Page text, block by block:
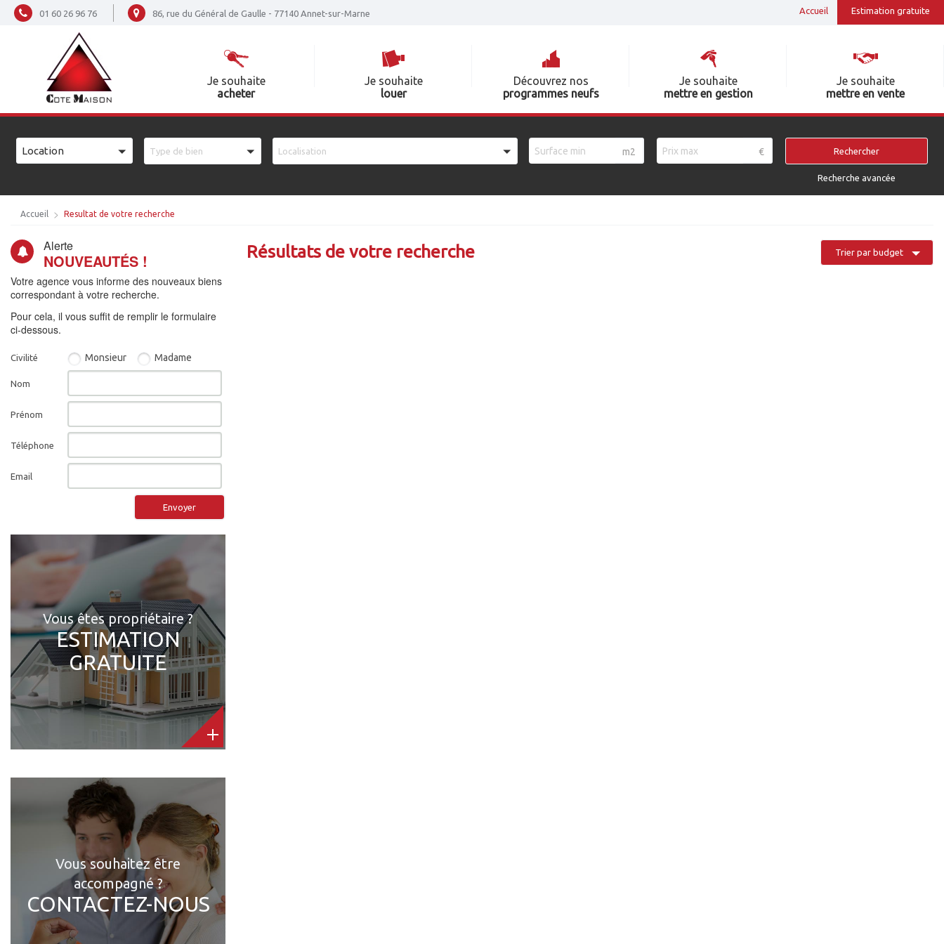
01 60 26 96 76 86, rue du Général de Gaulle - 77140 Annet-sur-Marne Accueil Estimation gratuite
Je souhaite
acheter
Je souhaite
louer
Découvrez nos
programmes neufs
Je souhaite
mettre en gestion
Je souhaite
mettre en vente
VOTRE
RECHERCHE
VOTRE
RECHERCHE
Location Type de bien Localisation m2 € Rechercher
Recherche avancée
Accueil Resultat de votre recherche
Résultats de votre recherche Trier par budget
Alerte
NOUVEAUTÉS !
Votre agence vous informe des nouveaux biens
correspondant à votre recherche.
Pour cela, il vous suffit de remplir le formulaire
ci-dessous.
Civilité Monsieur Madame
Nom
Prénom
Téléphone
Email
Envoyer
Vous êtes propriétaire ?
ESTIMATION
GRATUITE
Vous souhaitez être
accompagné ?
CONTACTEZ-NOUS